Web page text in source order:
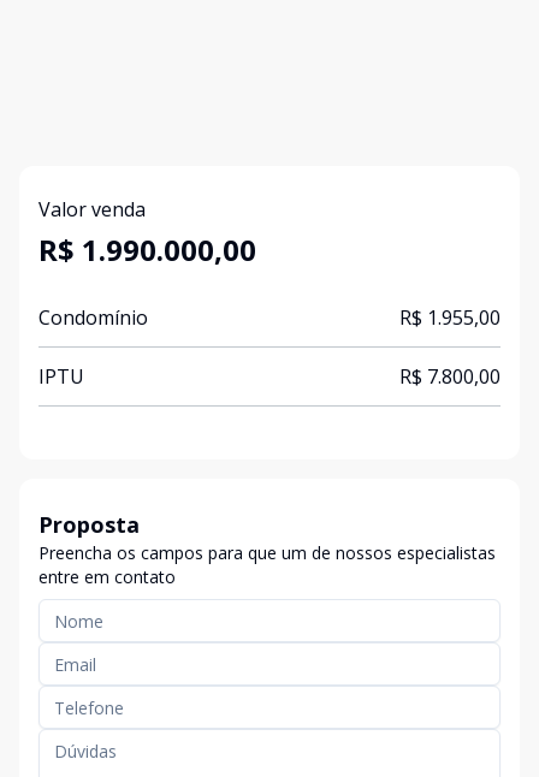
Valor venda
R$ 1.990.000,00
Condomínio R$ 1.955,00
IPTU R$ 7.800,00
Proposta
Preencha os campos para que um de nossos especialistas
entre em contato